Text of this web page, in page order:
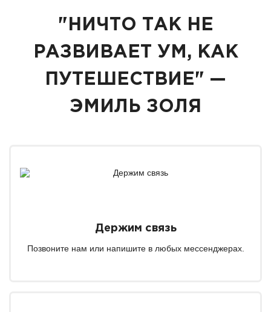
"НИЧТО ТАК НЕ
РАЗВИВАЕТ УМ, КАК
ПУТЕШЕСТВИЕ" —
ЭМИЛЬ ЗОЛЯ
Держим связь
Позвоните нам или напишите в любых мессенджерах.